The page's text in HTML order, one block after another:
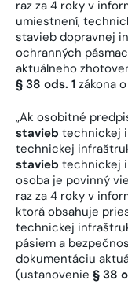
raz za 4 roky v
umiestnení,
stavieb dopravnej
ochranných
aktuálneho
§ 38 ods. 1 zákona
„Ak osobitné
stavieb technickej
technickej
stavieb technickej
osoba je povinný
raz za 4 roky v
ktorá obsahuje
technickej
pásiem a
dokumentáciu
(ustanovenie § 38